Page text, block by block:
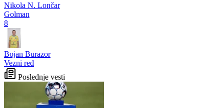
Nikola N. Lončar
Golman
8
Bojan Burazor
Vezni red
Poslednje vesti